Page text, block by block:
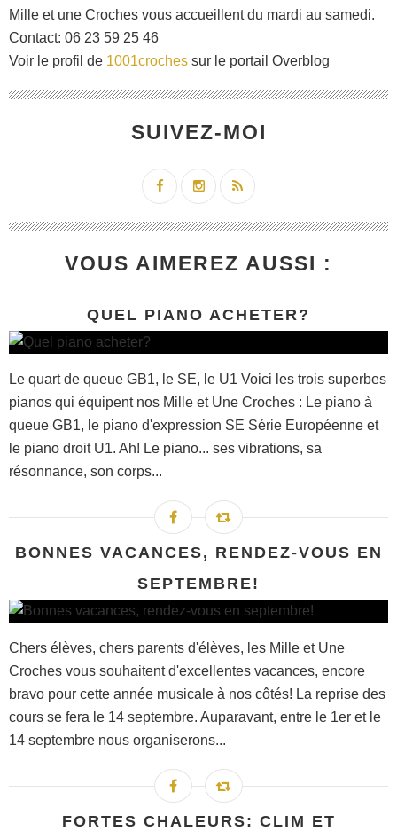
Mille et une Croches vous accueillent du mardi au samedi.
Contact: 06 23 59 25 46
Voir le profil de 1001croches sur le portail Overblog
SUIVEZ-MOI
VOUS AIMEREZ AUSSI :
QUEL PIANO ACHETER?
Le quart de queue GB1, le SE, le U1 Voici les trois superbes
pianos qui équipent nos Mille et Une Croches : Le piano à
queue GB1, le piano d'expression SE Série Européenne et
le piano droit U1. Ah! Le piano... ses vibrations, sa
résonnance, son corps...
BONNES VACANCES, RENDEZ-VOUS EN
SEPTEMBRE!
Chers élèves, chers parents d'élèves, les Mille et Une
Croches vous souhaitent d'excellentes vacances, encore
bravo pour cette année musicale à nos côtés! La reprise des
cours se fera le 14 septembre. Auparavant, entre le 1er et le
14 septembre nous organiserons...
FORTES CHALEURS: CLIM ET